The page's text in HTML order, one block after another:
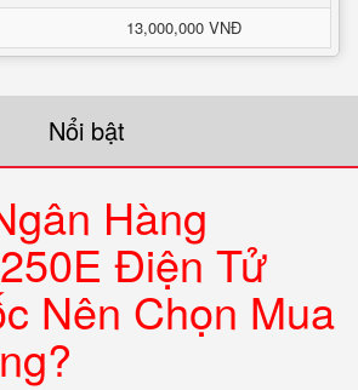
13,000,000 VNĐ
Nổi bật
Hàng
Điện Tử
Nên Chọn Mua